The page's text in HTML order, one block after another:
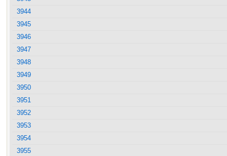
3944
3945
3946
3947
3948
3949
3950
3951
3952
3953
3954
3955